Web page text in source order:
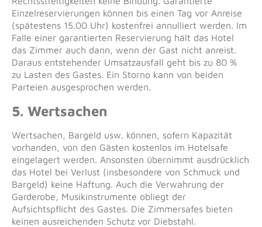
Einzelreservierungen können bis einen Tag vor Anreise
(spätestens 15.00 Uhr) kostenfrei annulliert werden. Im
Falle einer garantierten Reservierung hält das Hotel
das Zimmer auch dann, wenn der Gast nicht anreist.
Daraus entstehender Umsatzausfall geht bis zu 80 %
zu Lasten des Gastes. Ein Storno kann von beiden
Parteien ausgesprochen werden.
5. Wertsachen
Wertsachen, Bargeld usw. können, sofern Kapazität
vorhanden, von den Gästen kostenlos im Hotelsafe
eingelagert werden. Ansonsten übernimmt ausdrücklich
das Hotel bei Verlust (insbesondere von Schmuck und
Bargeld) keine Haftung. Auch die Verwahrung der
Garderobe, Musikinstrumente obliegt der
Aufsichtspflicht des Gastes. Die Zimmersafes bieten
keinen ausreichenden Schutz vor Diebstahl.